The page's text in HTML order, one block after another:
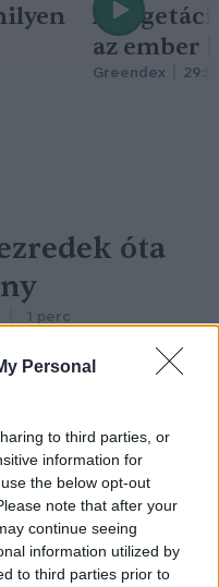
Personal
to third parties, or
information for
the below opt-out
note that after your
continue seeing
information utilized by
to third parties prior to
A
az ember
Greendex
óta
1 perc